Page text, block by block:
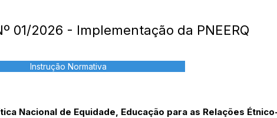
01/2026 - Implementação da PNEERQ
Instrução Normativa
Nacional de Equidade, Educação para as Relações